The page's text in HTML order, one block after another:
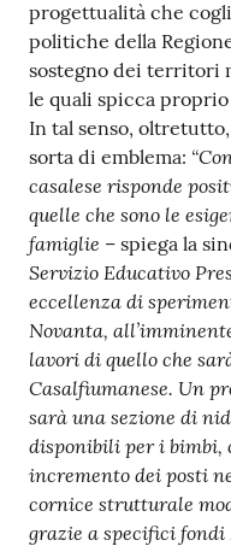
progettualità che
politiche della
sostegno dei territori
le quali spicca proprio
In tal senso,
sorta di emblema:
casalese risponde
quelle che sono le
famiglie – spiega la
Servizio Educativo
eccellenza di
Novanta,
lavori di quello che
Casalfiumanese. Un
sarà una sezione di
disponibili per i bimbi,
incremento dei posti
cornice strutturale
grazie a specifici fondi